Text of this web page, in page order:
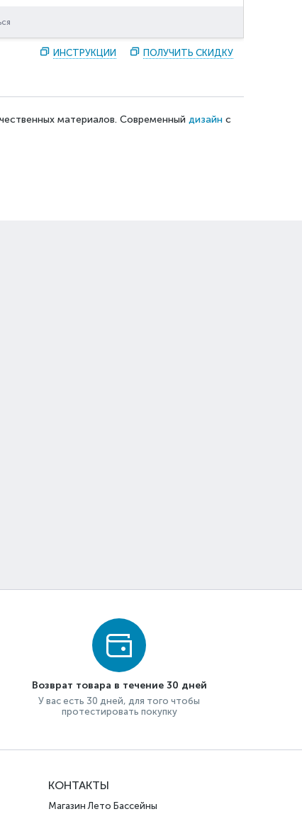
ИНСТРУКЦИИ ПОЛУЧИТЬ СКИДКУ
материалов. Современный дизайн с
Возврат товара в течение 30 дней
У вас есть 30 дней, для того чтобы
протестировать покупку
КОНТАКТЫ
Магазин Лето Бассейны